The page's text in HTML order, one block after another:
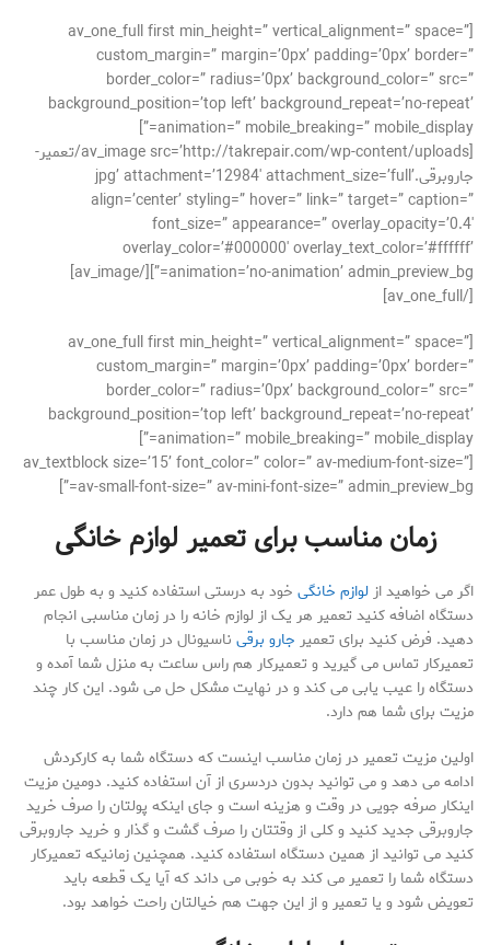
[av_one_full first min_height=” vertical_alignment=” space=”
custom_margin=” margin=’0px’ padding=’0px’ border=”
border_color=” radius=’0px’ background_color=” src=”
background_position=’top left’ background_repeat=’no-repeat’
animation=” mobile_breaking=” mobile_display=”]
[av_image src=’http://takrepair.com/wp-content/uploads/تعمیر-
جاروبرقی.jpg’ attachment=’12984′ attachment_size=’full’
align=’center’ styling=” hover=” link=” target=” caption=”
font_size=” appearance=” overlay_opacity=’0.4′
overlay_color=’#000000′ overlay_text_color=’#ffffff’
animation=’no-animation’ admin_preview_bg=”][/av_image]
[/av_one_full]
[av_one_full first min_height=” vertical_alignment=” space=”
custom_margin=” margin=’0px’ padding=’0px’ border=”
border_color=” radius=’0px’ background_color=” src=”
background_position=’top left’ background_repeat=’no-repeat’
animation=” mobile_breaking=” mobile_display=”]
[av_textblock size=’15’ font_color=” color=” av-medium-font-size=”
av-small-font-size=” av-mini-font-size=” admin_preview_bg=”]
زمان مناسب برای تعمیر لوازم خانگی
اگر می خواهید ازلوازم خانگی خود به درستی استفاده کنید و به طول عمر
دستگاه اضافه کنید تعمیر هر یک از لوازم خانه را در زمان مناسبی انجام
دهید. فرض کنید برای تعمیر جارو برقی ناسیونال در زمان مناسب با
تعمیرکار تماس می گیرید و تعمیرکار هم راس ساعت به منزل شما آمده و
دستگاه را عیب یابی می کند و در نهایت مشکل حل می شود. این کار چند
مزیت برای شما هم دارد.
اولین مزیت تعمیر در زمان مناسب اینست که دستگاه شما به کارکردش
ادامه می دهد و می توانید بدون دردسری از آن استفاده کنید. دومین مزیت
اینکار صرفه جویی در وقت و هزینه است و جای اینکه پولتان را صرف خرید
جاروبرقی جدید کنید و کلی از وقتتان را صرف گشت و گذار و خرید جاروبرقی
کنید می توانید از همین دستگاه استفاده کنید. همچنین زمانیکه تعمیرکار
دستگاه شما را تعمیر می کند به خوبی می داند که آیا یک قطعه باید
تعویض شود و یا تعمیر و از این جهت هم خیالتان راحت خواهد بود.